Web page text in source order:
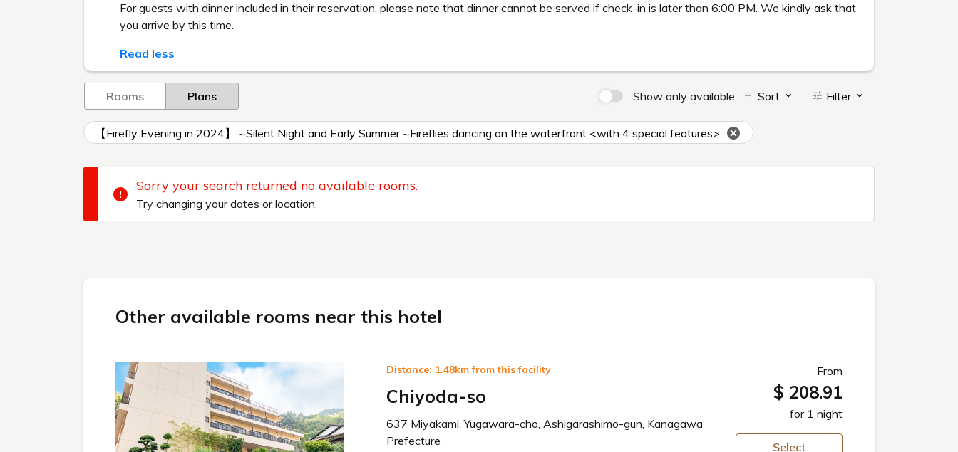
For guests with dinner included in their reservation, please note that dinner cannot be served if check-in is later than 6:00 PM. We kindly ask that
you arrive by this time.
Read less
Rooms Plans Show only available Sort Filter
【Firefly Evening in 2024】 ~Silent Night and Early Summer ~Fireflies dancing on the waterfront <with 4 special features>.
Sorry your search returned no available rooms.
Try changing your dates or location.
Other available rooms near this hotel
Distance: 1.48km from this facility
Chiyoda-so
637 Miyakami, Yugawara-cho, Ashigarashimo-gun, Kanagawa
Prefecture
From
$ 208.91
for 1 night
Select